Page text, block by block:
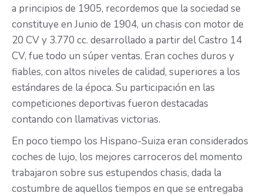
a principios de 1905, recordemos que la sociedad se
constituye en Junio de 1904, un chasis con motor de
20 CV y 3.770 cc. desarrollado a partir del Castro 14
CV, fue todo un súper ventas. Eran coches duros y
fiables, con altos niveles de calidad, superiores a los
estándares de la época. Su participación en las
competiciones deportivas fueron destacadas
contando con llamativas victorias.
En poco tiempo los Hispano-Suiza eran considerados
coches de lujo, los mejores carroceros del momento
trabajaron sobre sus estupendos chasis, dada la
costumbre de aquellos tiempos en que se entregaba